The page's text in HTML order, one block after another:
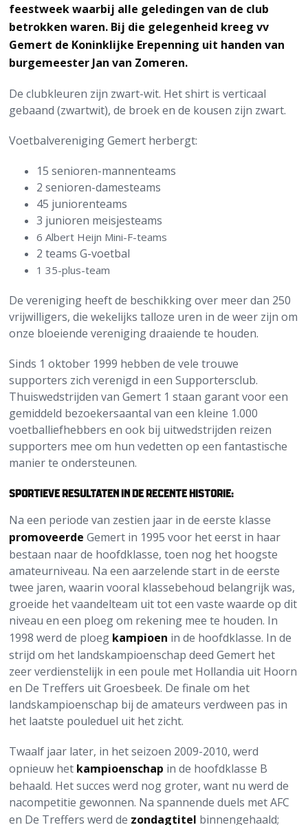
feestweek waarbij alle geledingen van de club
betrokken waren. Bij die gelegenheid kreeg vv
Gemert de Koninklijke Erepenning uit handen van
burgemeester Jan van Zomeren.
De clubkleuren zijn zwart-wit. Het shirt is verticaal
gebaand (zwartwit), de broek en de kousen zijn zwart.
Voetbalvereniging Gemert herbergt:
15 senioren-mannenteams
2 senioren-damesteams
45 juniorenteams
3 junioren meisjesteams
6 Albert Heijn Mini-F-teams
2 teams G-voetbal
1 35-plus-team
De vereniging heeft de beschikking over meer dan 250
vrijwilligers, die wekelijks talloze uren in de weer zijn om
onze bloeiende vereniging draaiende te houden.
Sinds 1 oktober 1999 hebben de vele trouwe
supporters zich verenigd in een Supportersclub.
Thuiswedstrijden van Gemert 1 staan garant voor een
gemiddeld bezoekersaantal van een kleine 1.000
voetballiefhebbers en ook bij uitwedstrijden reizen
supporters mee om hun vedetten op een fantastische
manier te ondersteunen.
Sportieve resultaten in de recente historie:
Na een periode van zestien jaar in de eerste klasse
promoveerde Gemert in 1995 voor het eerst in haar
bestaan naar de hoofdklasse, toen nog het hoogste
amateurniveau. Na een aarzelende start in de eerste
twee jaren, waarin vooral klassebehoud belangrijk was,
groeide het vaandelteam uit tot een vaste waarde op dit
niveau en een ploeg om rekening mee te houden. In
1998 werd de ploeg kampioen in de hoofdklasse. In de
strijd om het landskampioenschap deed Gemert het
zeer verdienstelijk in een poule met Hollandia uit Hoorn
en De Treffers uit Groesbeek. De finale om het
landskampioenschap bij de amateurs verdween pas in
het laatste pouleduel uit het zicht.
Twaalf jaar later, in het seizoen 2009-2010, werd
opnieuw het kampioenschap in de hoofdklasse B
behaald. Het succes werd nog groter, want nu werd de
nacompetitie gewonnen. Na spannende duels met AFC
en De Treffers werd de zondagtitel binnengehaald;